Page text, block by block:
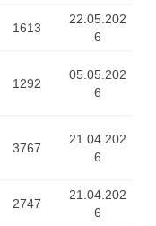
1613
22.05.202
6
1292
05.05.202
6
3767
21.04.202
6
2747
21.04.202
6